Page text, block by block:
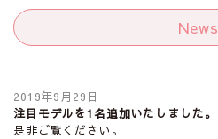
News
2019年9月29日
注目モデルを1名追加いたしました。
是非ご覧ください。